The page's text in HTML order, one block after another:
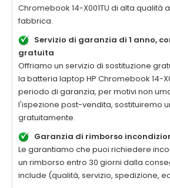
Chromebook 14-X001TU di alta qualità
fabbrica.
Servizio di garanzia di 1 anno,
gratuita
Offriamo un servizio di sostituzione
la batteria laptop HP Chromebook 14-
periodo di garanzia, per motivi non
l'ispezione post-vendita, sostituiremo
gratuitamente.
Garanzia di rimborso
Le garantiamo che puoi richiedere
un rimborso entro 30 giorni dalla
include (qualità, servizio, spedizione,